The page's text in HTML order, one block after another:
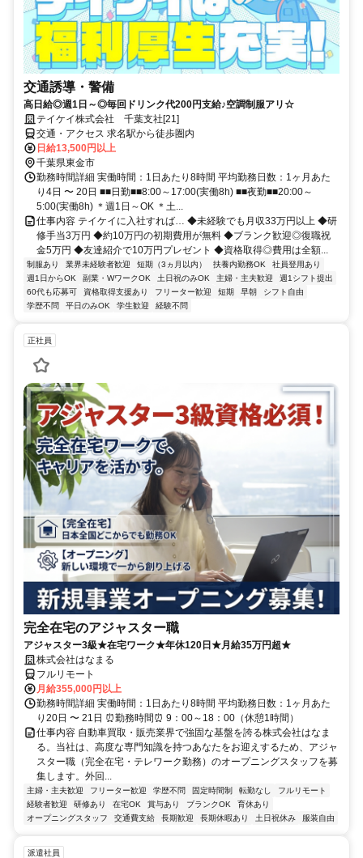
交通誘導・警備
高日給◎週1日～◎毎回ドリンク代200円支給♪空調制服アリ☆
テイケイ株式会社 千葉支社[21]
交通・アクセス 求名駅から徒歩圏内
日給13,500円以上
千葉県東金市
勤務時間詳細 実働時間：1日あたり8時間 平均勤務日数：1ヶ月あた
り4日 〜 20日 ■■日勤■■8:00～17:00(実働8h) ■■夜勤■■20:00～
5:00(実働8h) ＊週1日～OK ＊土...
仕事内容 テイケイに入社すれば… ◆未経験でも月収33万円以上 ◆研
修手当3万円 ◆約10万円の初期費用が無料 ◆ブランク歓迎◎復職祝
金5万円 ◆友達紹介で10万円プレゼント ◆資格取得◎費用は全額...
制服あり 業界未経験者歓迎 短期（3ヵ月以内） 扶養内勤務OK
社員登用あり
週1日からOK
副業・WワークOK 土日祝のみOK 主婦・主夫歓迎
週1シフト提出
60代も応募可
資格取得支援あり フリーター歓迎 短期 早朝
シフト自由
学歴不問
平日のみOK 学生歓迎 経験不問
正社員
完全在宅のアジャスター職
アジャスター3級★在宅ワーク★年休120日★月給35万円超★
株式会社はなまる
フルリモート
月給355,000円以上
勤務時間詳細 実働時間：1日あたり8時間 平均勤務日数：1ヶ月あた
り20日 〜 21日 ⏰勤務時間⏰ 9：00～18：00（休憩1時間）
仕事内容 自動車買取・販売業界で強固な基盤を誇る株式会社はなま
る。当社は、高度な専門知識を持つあなたをお迎えするため、アジャ
スター職（完全在宅・テレワーク勤務）のオープニングスタッフを募
集します。外回...
主婦・主夫歓迎 フリーター歓迎 学歴不問 固定時間制 転勤なし
フルリモート
経験者歓迎
研修あり 在宅OK 賞与あり ブランクOK
育休あり
オープニングスタッフ
交通費支給 長期歓迎 長期休暇あり 土日祝休み 服装自由
派遣社員